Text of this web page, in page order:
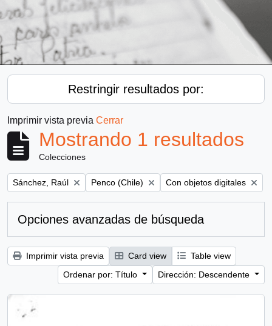
Restringir resultados por:
Imprimir vista previa Cerrar
Mostrando 1 resultados
Colecciones
Remove filter:
Sánchez, Raúl Remove filter:
Penco (Chile) Remove filter:
Con objetos digitales
Opciones avanzadas de búsqueda
Imprimir vista previa Card view
Table view
Ordenar por: Título
Dirección: Descendente